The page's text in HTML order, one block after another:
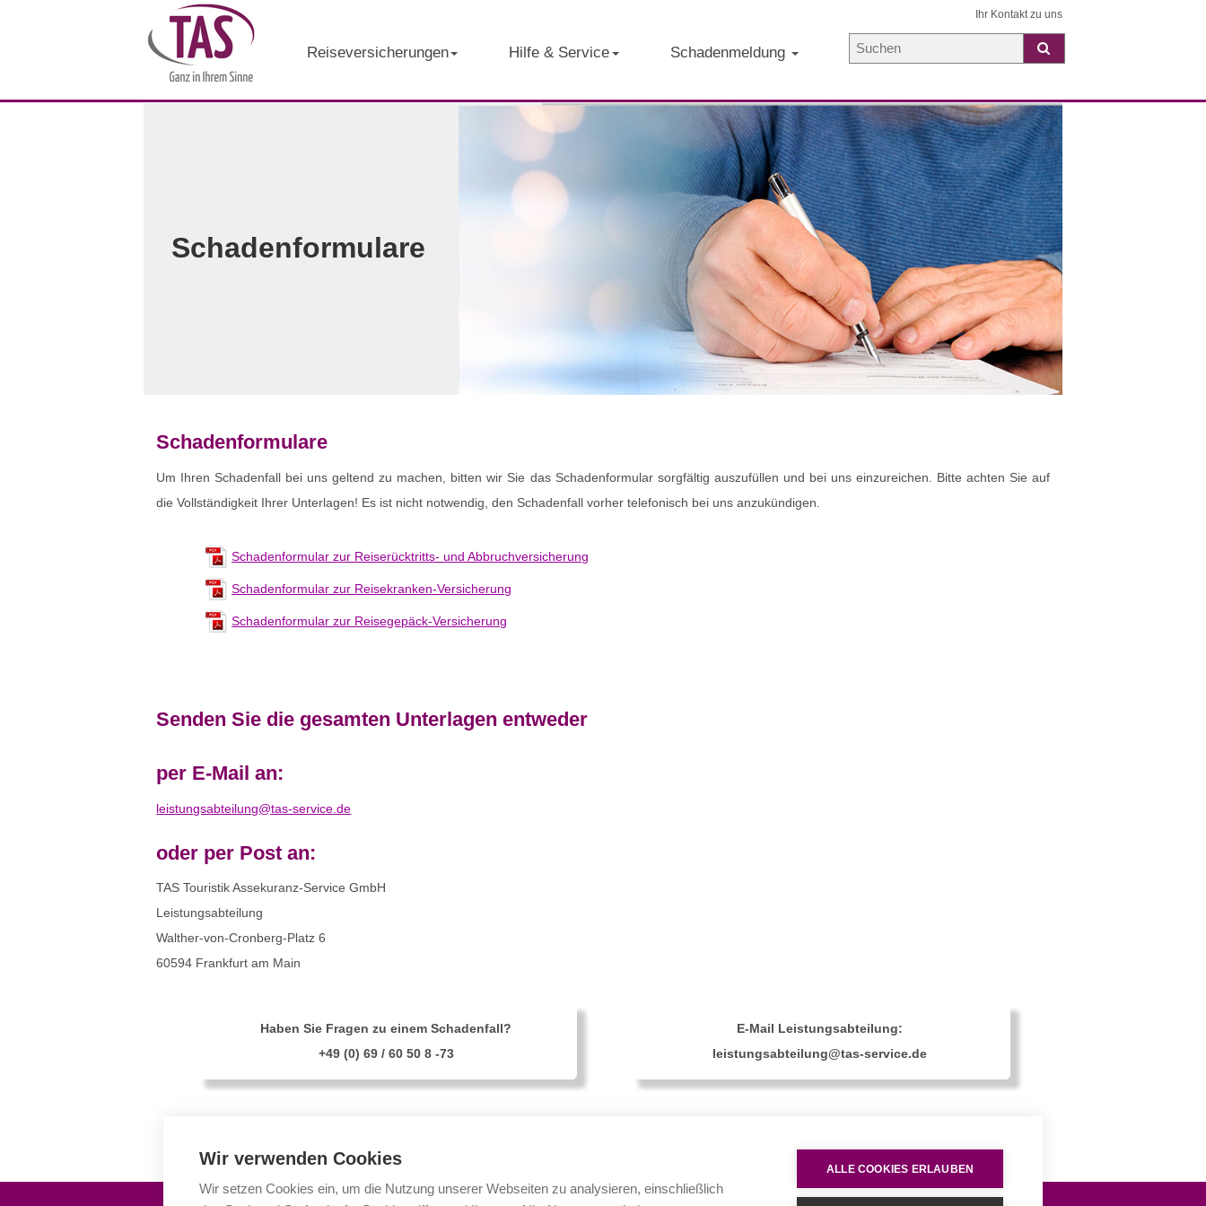
Ihr Kontakt zu uns
Reiseversicherungen Hilfe & Service Schadenmeldung
Schadenformulare
Schadenformulare
Um Ihren Schadenfall bei uns geltend zu machen, bitten wir Sie das Schadenformular sorgfältig auszufüllen und bei uns einzureichen. Bitte achten Sie auf
die Vollständigkeit Ihrer Unterlagen! Es ist nicht notwendig, den Schadenfall vorher telefonisch bei uns anzukündigen.
Schadenformular zur Reiserücktritts- und Abbruchversicherung
Schadenformular zur Reisekranken-Versicherung
Schadenformular zur Reisegepäck-Versicherung
Senden Sie die gesamten Unterlagen entweder
per E-Mail an:
leistungsabteilung@tas-service.de
oder per Post an:
TAS Touristik Assekuranz-Service GmbH
Leistungsabteilung
Walther-von-Cronberg-Platz 6
60594 Frankfurt am Main
Haben Sie Fragen zu einem Schadenfall?
+49 (0) 69 / 60 50 8 -73
E-Mail Leistungsabteilung:
leistungsabteilung@tas-service.de
Wir verwenden Cookies
Wir setzen Cookies ein, um die Nutzung unserer Webseiten zu analysieren, einschließlich
ALLE COOKIES ERLAUBEN